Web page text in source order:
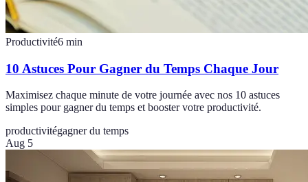
Productivité6 min
10 Astuces Pour Gagner du Temps Chaque Jour
Maximisez chaque minute de votre journée avec nos 10 astuces
simples pour gagner du temps et booster votre productivité.
productivitégagner du temps
Aug 5